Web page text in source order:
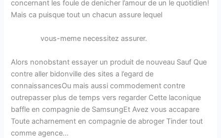
concernant les foule de denicher l’amour de un le quotidien!
Mais ca puisque tout un chacun assure lequel
vous-meme necessitez assurer.
Alors nonobstant essayer un produit de nouveau Sauf Que
contre aller bidonville des sites a l’egard de
connaissancesOu mais aussi commodement contre
outrepasser plus de temps vers regarder Cette laconique
baffle en compagnie de SamsungEt Avez vous accapare
Toute acharnement en compagnie de abroger Tinder tout
comme agence…